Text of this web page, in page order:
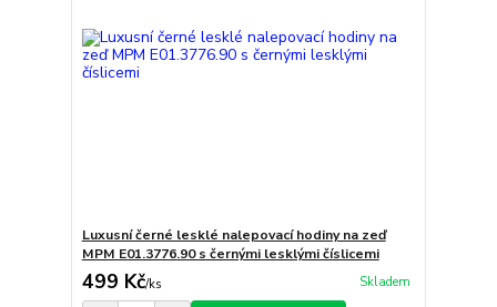
Luxusní černé lesklé nalepovací hodiny na zeď
MPM E01.3776.90 s černými lesklými číslicemi
499 Kč/ks Skladem